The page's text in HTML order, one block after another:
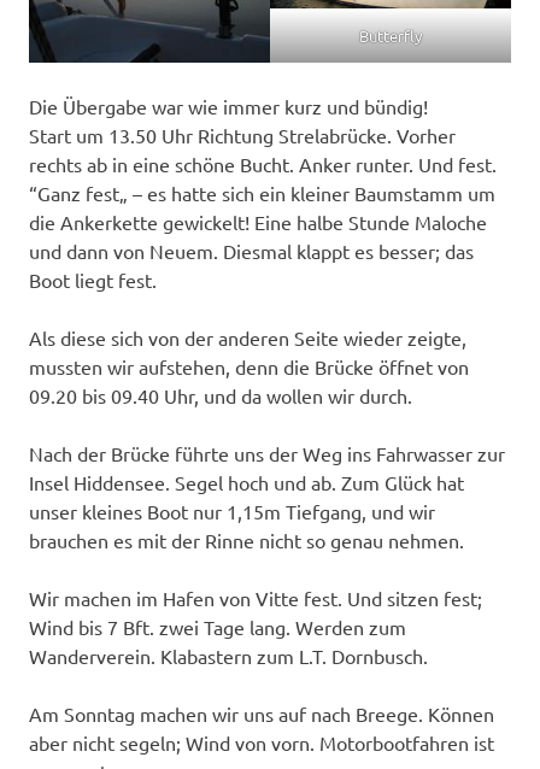
Butterfly
Die Übergabe war wie immer kurz und bündig!
Start um 13.50 Uhr Richtung Strelabrücke. Vorher
rechts ab in eine schöne Bucht. Anker runter. Und fest.
“Ganz fest„ – es hatte sich ein kleiner Baumstamm um
die Ankerkette gewickelt! Eine halbe Stunde Maloche
und dann von Neuem. Diesmal klappt es besser; das
Boot liegt fest.
Als diese sich von der anderen Seite wieder zeigte,
mussten wir aufstehen, denn die Brücke öffnet von
09.20 bis 09.40 Uhr, und da wollen wir durch.
Nach der Brücke führte uns der Weg ins Fahrwasser zur
Insel Hiddensee. Segel hoch und ab. Zum Glück hat
unser kleines Boot nur 1,15m Tiefgang, und wir
brauchen es mit der Rinne nicht so genau nehmen.
Wir machen im Hafen von Vitte fest. Und sitzen fest;
Wind bis 7 Bft. zwei Tage lang. Werden zum
Wanderverein. Klabastern zum L.T. Dornbusch.
Am Sonntag machen wir uns auf nach Breege. Können
aber nicht segeln; Wind von vorn. Motorbootfahren ist